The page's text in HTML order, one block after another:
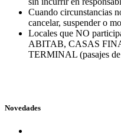
Cuando circunstancias
cancelar, suspender o
Locales que NO
ABITAB, CASAS
TERMINAL (pasajes de
Novedades